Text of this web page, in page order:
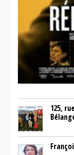
125,